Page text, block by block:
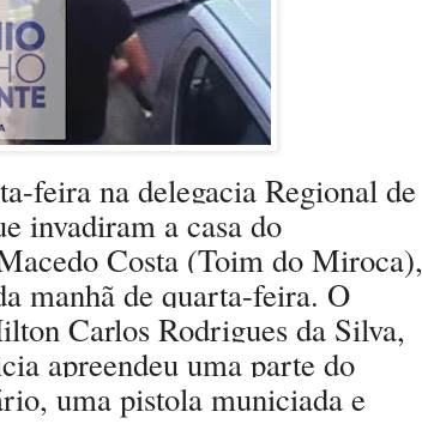
feira na delegacia Regional de
invadiram a casa do
Costa (Toim do Miroca),
manhã de quarta-feira. O
Carlos Rodrigues da Silva,
apreendeu uma parte do
uma pistola municiada e